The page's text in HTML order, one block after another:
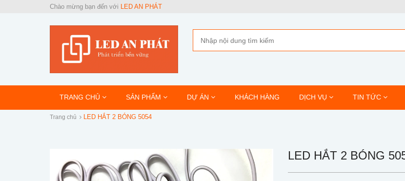
Chào mừng bạn đến với LED AN PHÁT
TRANG CHỦ SẢN PHẨM DỰ ÁN KHÁCH HÀNG DỊCH VỤ TIN TỨC
Trang chủ LED HẮT 2 BÓNG 5054
LED HẮT 2 BÓNG